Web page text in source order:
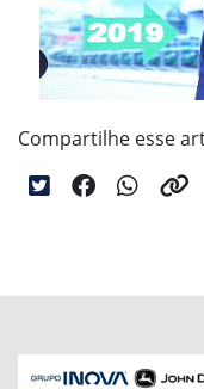
Compartilhe esse